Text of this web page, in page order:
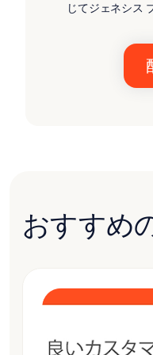
じてジェネシス
おすすめ